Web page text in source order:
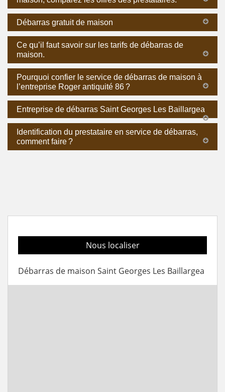
Débarras gratuit de maison
Ce qu’il faut savoir sur les tarifs de débarras de
maison.
Pourquoi confier le service de débarras de maison à
l’entreprise Roger antiquité 86 ?
Entreprise de débarras Saint Georges Les Baillargea
Identification du prestataire en service de débarras,
comment faire ?
Nous localiser
Débarras de maison Saint Georges Les Baillargea